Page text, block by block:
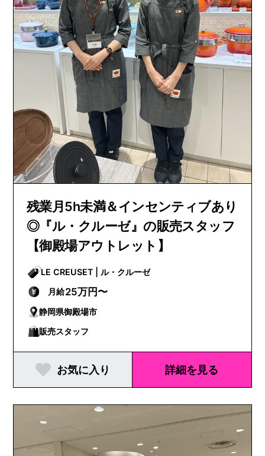
残業月5h未満＆インセンティブあり
◎『ル・クルーゼ』の販売スタッフ
【御殿場アウトレット】
LE CREUSET | ル・クルーゼ
月給25万円〜
静岡県御殿場市
販売スタッフ
お気に入り 詳細を見る